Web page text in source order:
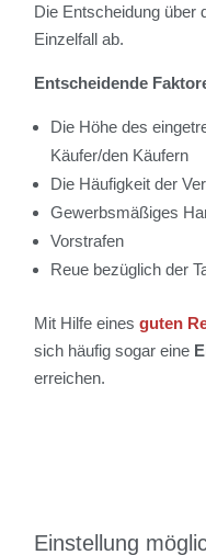
Die Entscheidung über
Einzelfall ab.
Entscheidende
Die Höhe des
Käufer/den Käufern
Die Häufigkeit der
Gewerbsmäßiges
Vorstrafen
Reue bezüglich der
Mit Hilfe einesguten
sich häufig sogar eine
erreichen.
Einstellung